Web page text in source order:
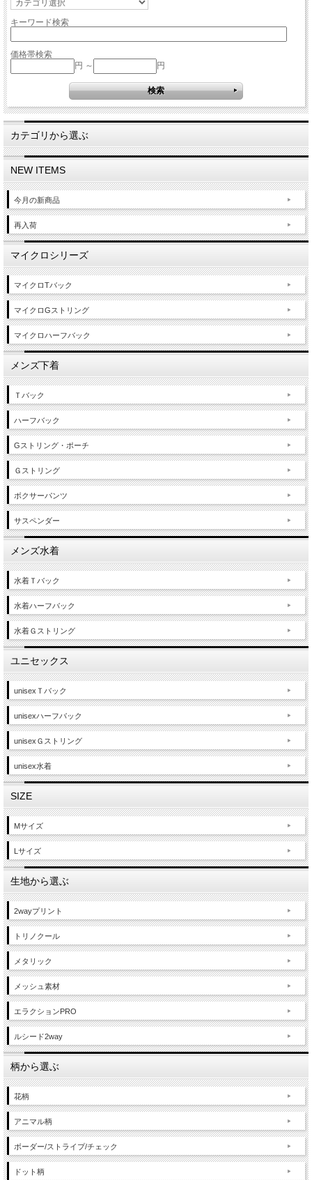
キーワード検索
価格帯検索
円 ～
円
カテゴリから選ぶ
NEW ITEMS
今月の新商品
再入荷
マイクロシリーズ
マイクロTバック
マイクロGストリング
マイクロハーフバック
メンズ下着
Ｔバック
ハーフバック
Gストリング・ポーチ
Ｇストリング
ボクサーパンツ
サスペンダー
メンズ水着
水着Ｔバック
水着ハーフバック
水着Ｇストリング
ユニセックス
unisexＴバック
unisexハーフバック
unisexＧストリング
unisex水着
SIZE
Mサイズ
Lサイズ
生地から選ぶ
2wayプリント
トリノクール
メタリック
メッシュ素材
エラクションPRO
ルシード2way
柄から選ぶ
花柄
アニマル柄
ボーダー/ストライプ/チェック
ドット柄